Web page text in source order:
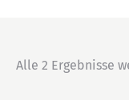
Alle 2 Ergebnisse